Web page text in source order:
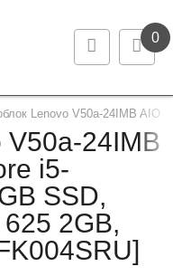
0
Lenovo V50a-24IMB AIO
24IMB
i5-
SSD,
2GB,